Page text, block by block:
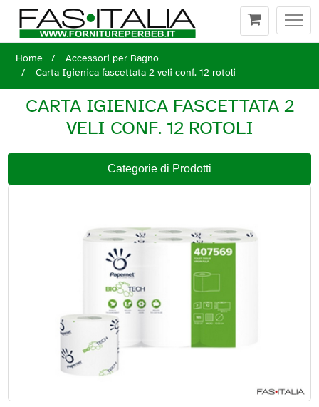
Home
Accessori per Bagno
Carta Igienica fascettata 2 veli conf. 12 rotoli
CARTA IGIENICA FASCETTATA 2
VELI CONF. 12 ROTOLI
Categorie di Prodotti